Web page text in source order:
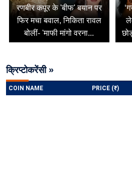
रणबीर कपूर के 'बीफ' बयान पर
फिर मचा बवाल, निकिता रावल
बोलीं- 'माफी मांगो वरना...
क्रिप्टोकरेंसी »